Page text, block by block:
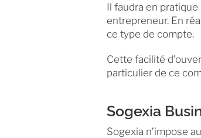
Il faudra en pratique
entrepreneur. En
ce type de compte.
Cette facilité
particulier de ce
Sogexia
Sogexia n’impose